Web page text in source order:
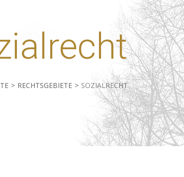
RECHTSGEBIETE SOZIALRECHT